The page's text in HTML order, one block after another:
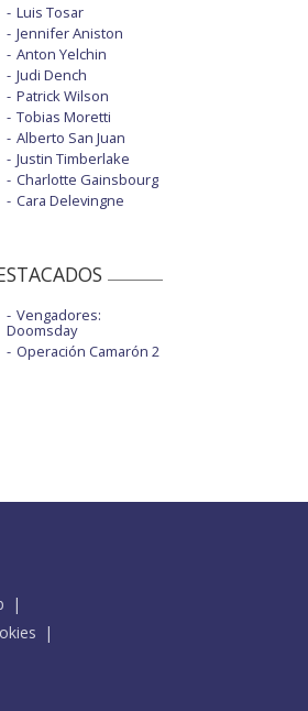
Luis Tosar
Jennifer Aniston
Anton Yelchin
Judi Dench
Patrick Wilson
Tobias Moretti
Alberto San Juan
Justin Timberlake
Charlotte Gainsbourg
Cara Delevingne
Vengadores:
Doomsday
Operación Camarón 2